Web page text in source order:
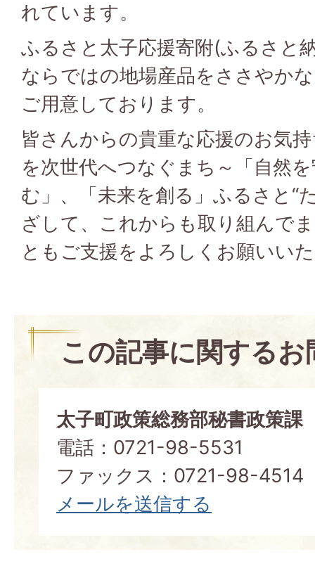
れています。
ふるさと太子応援寄附(ふるさと
ならではの地場産品をささやか
ご用意しております。
皆さんからの貴重な応援のお気
を次世代へつなぐまち～「自然
む」、「未来を創る」ふるさと“
ざして、これからも取り組んで
ともご支援をよろしくお願いい
この記事に関する
太子町政策総務部秘書政策課
電話：0721-98-5531
ファックス：0721-98-4514
メールを送信する